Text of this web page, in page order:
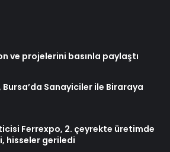
ve projelerini basınla paylaştı
Sanayiciler ile Biraraya
Ferrexpo, 2. çeyrekte üretimde
hisseler geriledi